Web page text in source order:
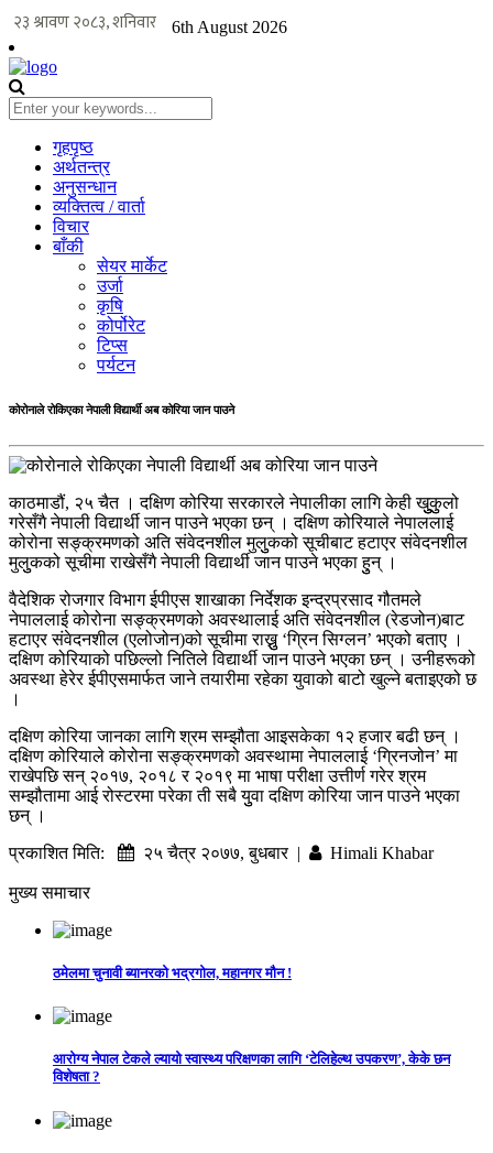
6th August 2026
गृहपृष्ठ
अर्थतन्त्र
अनुसन्धान
व्यक्तित्व / वार्ता
विचार
बाँकी
सेयर मार्केट
उर्जा
कृषि
कोर्पोरेट
टिप्स
पर्यटन
कोरोनाले रोकिएका नेपाली विद्यार्थी अब कोरिया जान पाउने
काठमाडौं, २५ चैत । दक्षिण कोरिया सरकारले नेपालीका लागि केही खुुुकुुलो
गरेसँगै नेपाली विद्यार्थी जान पाउने भएका छन् । दक्षिण कोरियाले नेपाललाई
कोरोना सङ्क्रमणको अति संवेदनशील मुलुुकको सूचीबाट हटाएर संवेदनशील
मुलुुकको सूचीमा राखेसँगै नेपाली विद्यार्थी जान पाउने भएका हुुन् ।
वैदेशिक रोजगार विभाग ईपीएस शाखाका निर्देशक इन्द्रप्रसाद गौतमले
नेपाललाई कोरोना सङ्क्रमणको अवस्थालाई अति संवेदनशील (रेडजोन)बाट
हटाएर संवेदनशील (एलोजोन)को सूचीमा राख्नुु ‘ग्रिन सिग्लन’ भएको बताए ।
दक्षिण कोरियाको पछिल्लो नितिले विद्यार्थी जान पाउने भएका छन् । उनीहरूको
अवस्था हेरेर ईपीएसमार्फत जाने तयारीमा रहेका युवाको बाटो खुल्ने बताइएको छ
।
दक्षिण कोरिया जानका लागि श्रम सम्झौता आइसकेका १२ हजार बढी छन् ।
दक्षिण कोरियाले कोरोना सङ्क्रमणको अवस्थामा नेपाललाई ‘ग्रिनजोन’ मा
राखेपछि सन् २०१७, २०१८ र २०१९ मा भाषा परीक्षा उत्तीर्ण गरेर श्रम
सम्झौतामा आई रोस्टरमा परेका ती सबै युुवा दक्षिण कोरिया जान पाउने भएका
छन् ।
प्रकाशित मिति:
२५ चैत्र २०७७, बुधबार | Himali Khabar
मुख्य समाचार
ठमेलमा चुनावी ब्यानरको भद्रगोल, महानगर मौन !
आरोग्य नेपाल टेकले ल्यायो स्वास्थ्य परिक्षणका लागि ‘टेलिहेल्थ उपकरण’, केके छन
विशेषता ?